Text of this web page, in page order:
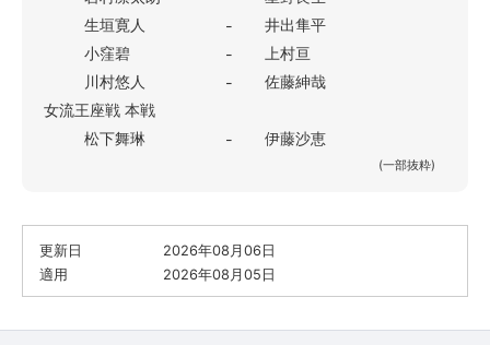
生垣寛人
-
井出隼平
小窪碧
-
上村亘
川村悠人
-
佐藤紳哉
女流王座戦 本戦
松下舞琳
- 伊藤沙恵
(一部抜粋)
更新日
2026年08月06日
適用
2026年08月05日